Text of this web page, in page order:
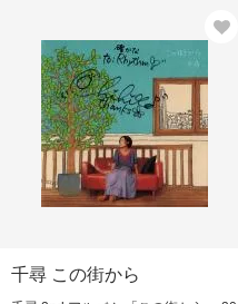
千尋 この街から